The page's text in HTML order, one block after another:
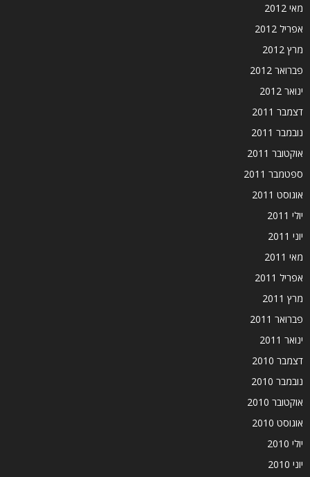
מאי 2012
אפריל 2012
מרץ 2012
פברואר 2012
ינואר 2012
דצמבר 2011
נובמבר 2011
אוקטובר 2011
ספטמבר 2011
אוגוסט 2011
יולי 2011
יוני 2011
מאי 2011
אפריל 2011
מרץ 2011
פברואר 2011
ינואר 2011
דצמבר 2010
נובמבר 2010
אוקטובר 2010
אוגוסט 2010
יולי 2010
יוני 2010